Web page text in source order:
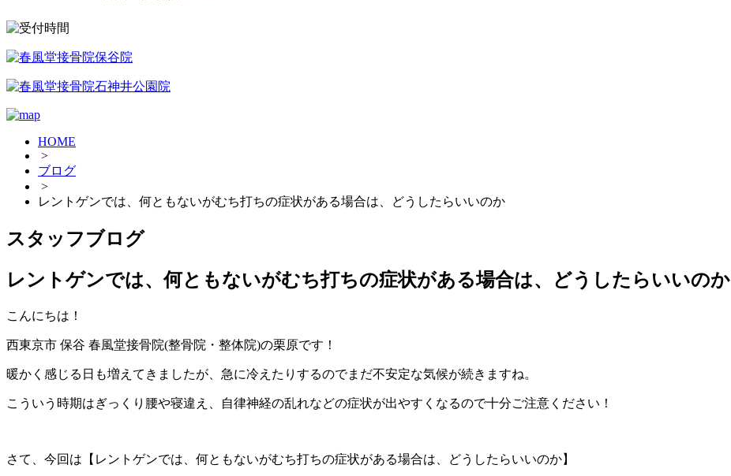
HOME
>
ブログ
>
レントゲンでは、何ともないがむち打ちの症状がある場合は、どうしたらいいのか
スタッフブログ
レントゲンでは、何ともないがむち打ちの症状がある場合は、どうしたらいいのか
こんにちは！
西東京市 保谷 春風堂接骨院(整骨院・整体院)の栗原です！
暖かく感じる日も増えてきましたが、急に冷えたりするのでまだ不安定な気候が続きますね。
こういう時期はぎっくり腰や寝違え、自律神経の乱れなどの症状が出やすくなるので十分ご注意ください！
さて、今回は【レントゲンでは、何ともないがむち打ちの症状がある場合は、どうしたらいいのか】